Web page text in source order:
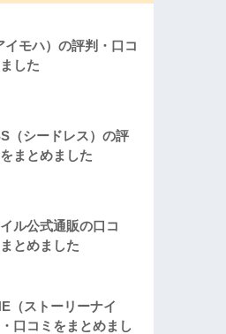
モハ）の評判・口コ
した
（シードレス）の評
まとめました
ル公式通販の口コ
とめました
（ストーリーナイ
口コミをまとめまし